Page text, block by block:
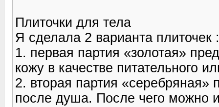
Плиточки для тела
Я сделала 2 варианта плиточек :
1. первая партия «золотая»
кожу в качестве питательного
2. вторая партия «серебряная»
после душа. После чего можно